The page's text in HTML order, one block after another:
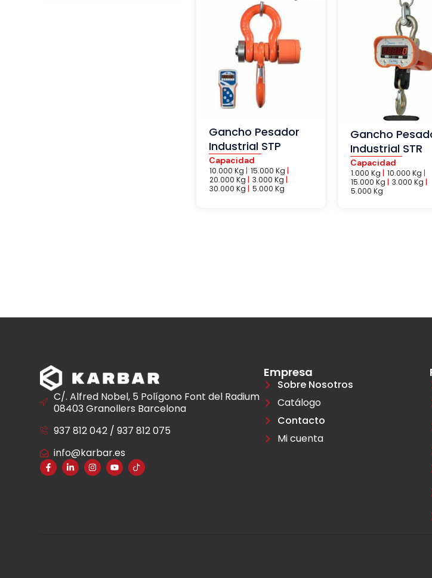
Gancho Pesador
Industrial STP
Capacidad
10.000 Kg | 15.000 Kg |
20.000 Kg | 3.000 Kg |
30.000 Kg | 5.000 Kg
Gancho
Industrial STR
Capacidad
1.000 Kg | 10.000 Kg |
15.000 Kg | 3.000 Kg |
5.000 Kg
C/. Alfred Nobel, 5 Polígono Font del Radium
08403 Granollers Barcelona
937 812 042 / 937 812 075
info@karbar.es
Empresa
Sobre Nosotros
Catálogo
Contacto
Mi cuenta